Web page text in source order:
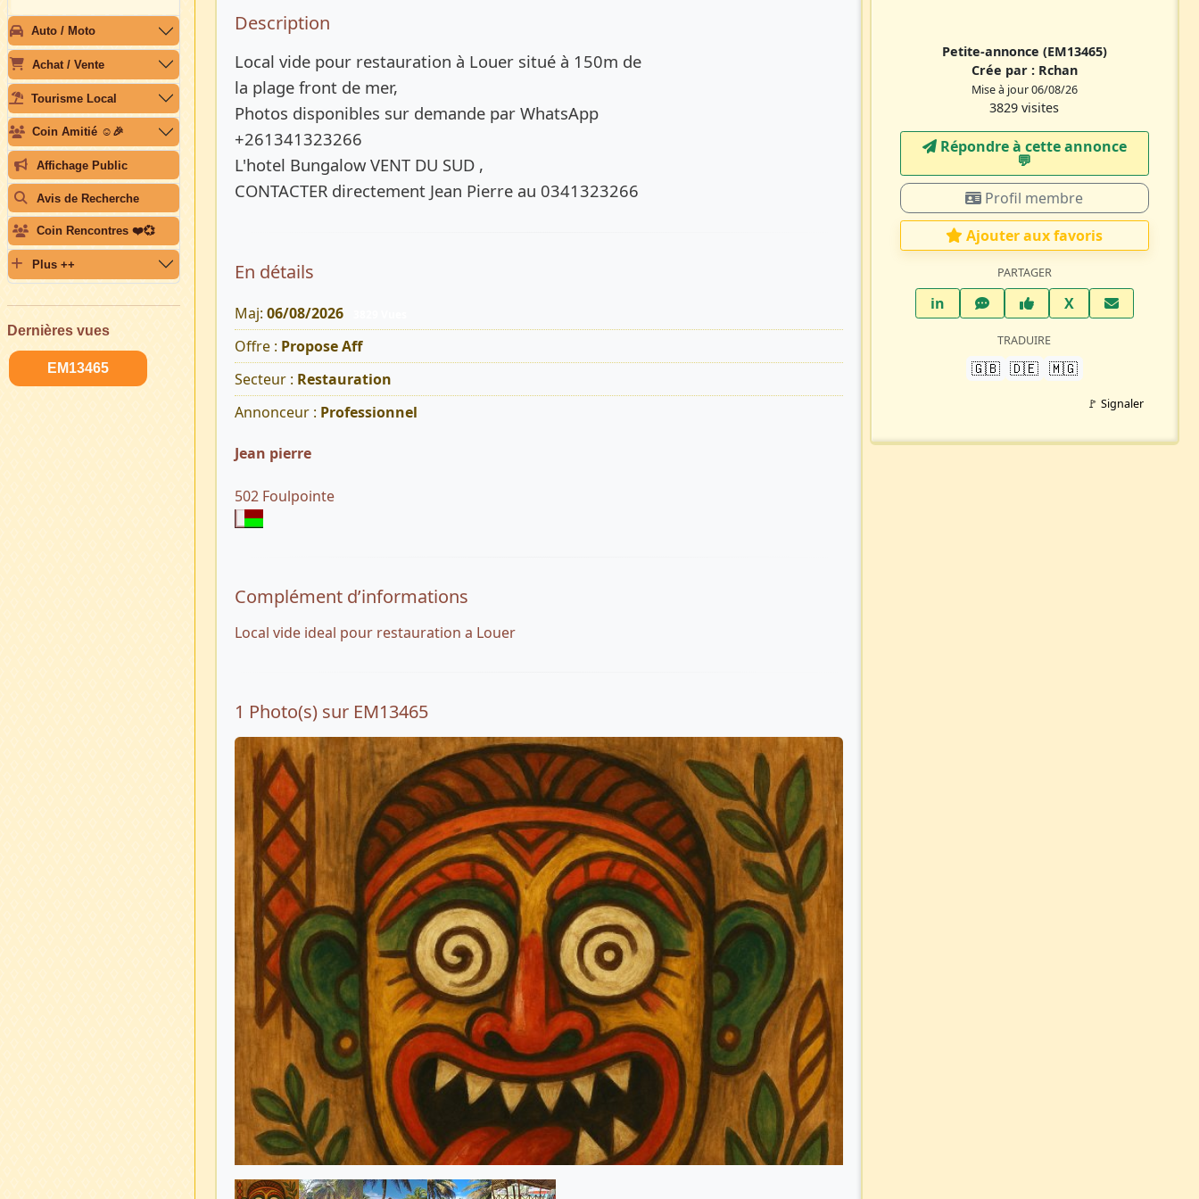
Auto / Moto
Achat / Vente
Tourisme Local
Coin Amitié ☺️🎉
Affichage Public
Avis de Recherche
Coin Rencontres ❤️💞
Plus ++
Dernières vues
EM13465
Description de l’annonce
Description
Local vide pour restauration à Louer situé à 150m de
la plage front de mer,
Photos disponibles sur demande par WhatsApp
+261341323266
L'hotel Bungalow VENT DU SUD ,
CONTACTER directement Jean Pierre au 0341323266
En détails
Maj: 06/08/2026
Offre : Propose Aff
Secteur : Restauration
Annonceur : Professionnel
Jean pierre
502 Foulpointe
Complément d’informations
Local vide ideal pour restauration a Louer
1 Photo(s) sur EM13465
Petite-annonce (EM13465)
Crée par : Rchan
Mise à jour 06/08/26
3829 visites
Répondre à cette annonce
💬​
Profil membre
Ajouter aux favoris
PARTAGER
inLinkedInWhatsAppFacebook
XTwitter X
TRADUIRE
🇬🇧 🇩🇪 🇲🇬
🚩 Signaler